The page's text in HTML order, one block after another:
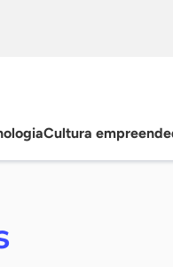
Cultura